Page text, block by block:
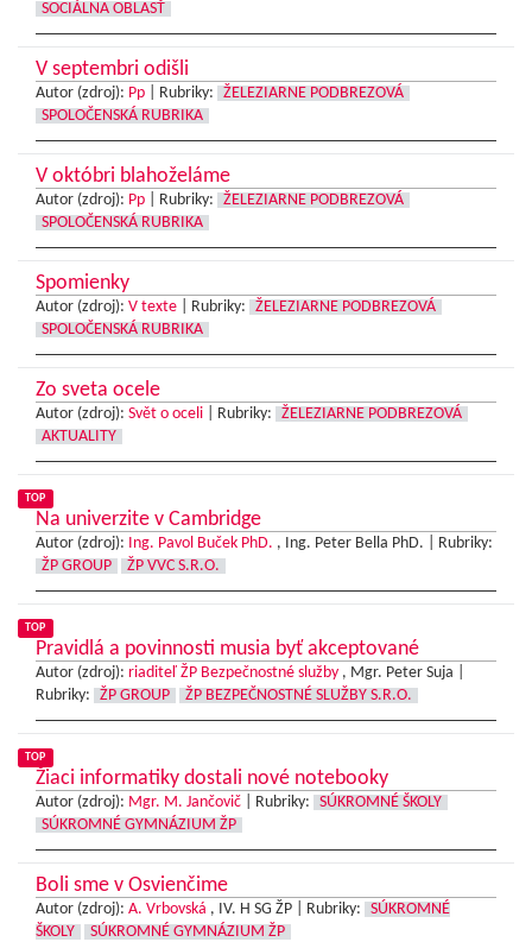
SOCIÁLNA OBLASŤ
V septembri odišli
Autor (zdroj): Pp Rubriky:
ŽELEZIARNE PODBREZOVÁ
SPOLOČENSKÁ RUBRIKA
V októbri blahoželáme
Autor (zdroj): Pp Rubriky:
ŽELEZIARNE PODBREZOVÁ
SPOLOČENSKÁ RUBRIKA
Spomienky
Autor (zdroj): V texte Rubriky:
ŽELEZIARNE PODBREZOVÁ
SPOLOČENSKÁ RUBRIKA
Zo sveta ocele
Autor (zdroj): Svět o oceli Rubriky:
ŽELEZIARNE PODBREZOVÁ
AKTUALITY
TOP
Na univerzite v Cambridge
Autor (zdroj): Ing. Pavol Buček PhD. , Ing. Peter Bella PhD. |
Rubriky:
ŽP GROUP
ŽP VVC S.R.O.
TOP
Pravidlá a povinnosti musia byť akceptované
Autor (zdroj): riaditeľ ŽP Bezpečnostné služby , Mgr. Peter Suja |
Rubriky:
ŽP GROUP ŽP BEZPEČNOSTNÉ SLUŽBY S.R.O.
TOP
Žiaci informatiky dostali nové notebooky
Autor (zdroj): Mgr. M. Jančovič Rubriky:
SÚKROMNÉ ŠKOLY
SÚKROMNÉ GYMNÁZIUM ŽP
Boli sme v Osvienčime
Autor (zdroj): A. Vrbovská , IV. H SG ŽP | Rubriky:
SÚKROMNÉ
ŠKOLY
SÚKROMNÉ GYMNÁZIUM ŽP